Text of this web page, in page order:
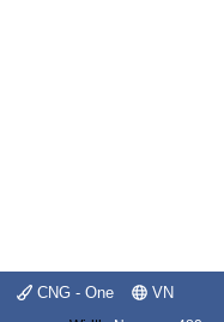
CNG - One VN